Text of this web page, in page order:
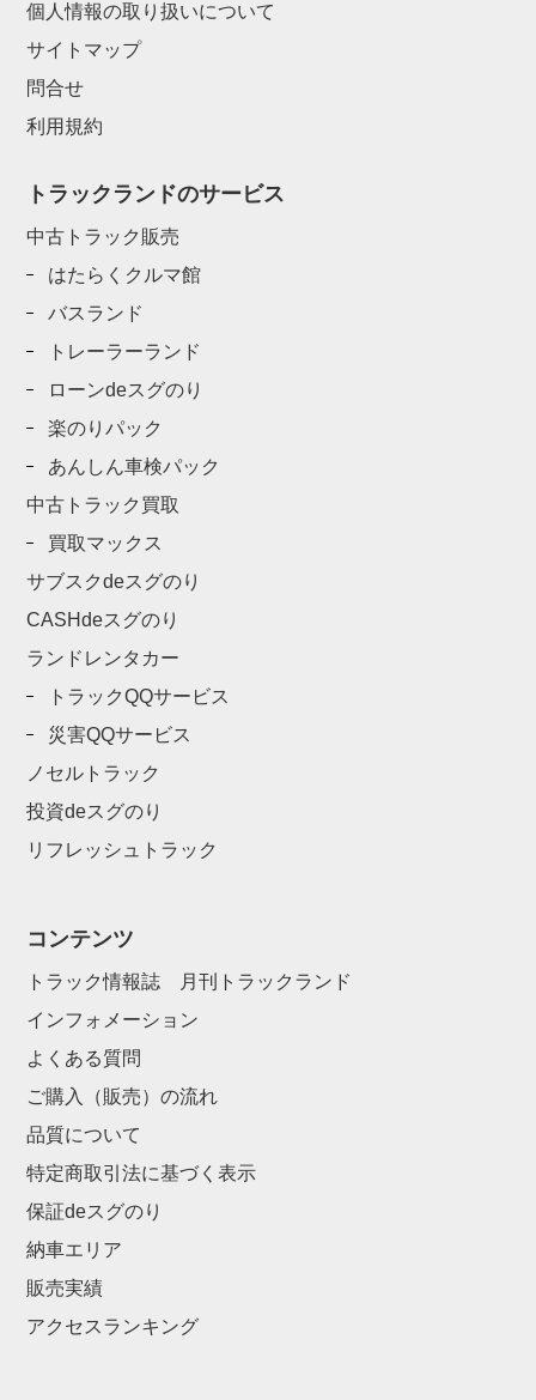
個人情報の取り扱いについて
サイトマップ
問合せ
利用規約
トラックランドのサービス
中古トラック販売
はたらくクルマ館
バスランド
トレーラーランド
ローンdeスグのり
楽のりパック
あんしん車検パック
中古トラック買取
買取マックス
サブスクdeスグのり
CASHdeスグのり
ランドレンタカー
トラックQQサービス
災害QQサービス
ノセルトラック
投資deスグのり
リフレッシュトラック
コンテンツ
トラック情報誌 月刊トラックランド
インフォメーション
よくある質問
ご購入（販売）の流れ
品質について
特定商取引法に基づく表示
保証deスグのり
納車エリア
販売実績
アクセスランキング